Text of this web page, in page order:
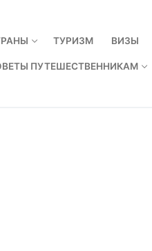
ТУРИЗМ ВИЗЫ
ПУТЕШЕСТВЕННИКАМ